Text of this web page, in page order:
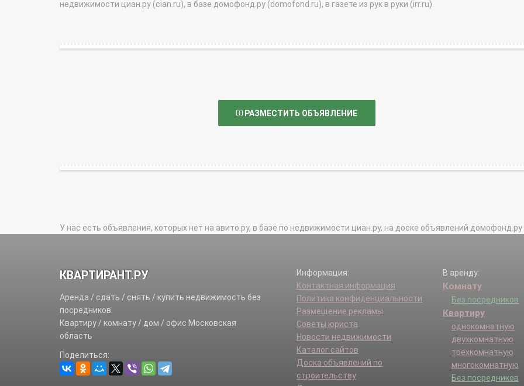
недвижимости циан.ру (cian.ru), в базе домофонд.ру (domofond.ru), в газете из рук в руки (irr.ru).
РАЗМЕСТИТЬ ОБЪЯВЛЕНИЕ
У нас есть объявления, которых нет на авито.ру, в базе по недвижимости циан.ру, на доске объявлений домофонд.ру
КВАРТИРАНТ.РУ
Аренда / сдать / снять / купить недвижимость без
посредников.
Квартиру / комнату / дом / офис Московская
область
Поделиться:
Информация:
Контактная информация
Политика конфиденциальности
Размещение рекламы
Советы юриста
Новости недвижимости
Каталог сайтов
Доска объявлений по
строительству
В аренду:
Комнату
Без посредников
Квартиру
однокомнатную
двухкомнатную
трехкомнатную
многокомнатную
Без посредников